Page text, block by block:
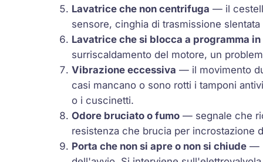
Lavatrice che non centrifuga — il
sensore, cinghia di trasmissione
Lavatrice che si blocca a programma
surriscaldamento del motore, un
Vibrazione eccessiva — il movimento
casi mancano o sono rotti i tamponi
o i cuscinetti.
Odore bruciato o fumo — segnale che
resistenza che brucia per incrostazione
Porta che non si apre o non si chiude —